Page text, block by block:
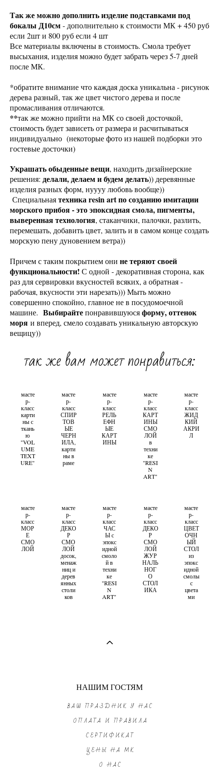
Так же можно дополнить изделие подставками под
бокалы Д10см- дополнительно к стоимости МК + 450 руб
если 2шт и 800 руб если 4 шт
Все материалы включены в стоимость. Смола требует
высыхания, изделия можно будет забрать через 5-7 дней
после МК.
*обратите внимание что каждая доска уникальна - рисунок
дерева разный, так же цвет чистого дерева и после
промасливания отличаются.
**так же можно прийти на МК со своей досточкой,
стоимость будет зависеть от размера и расчитываться
индивидуально (некоторые фото из нашей подборки это
гостевые досточки)
Украшать обыденные вещи, находить дизайнерские
решения: делали, делаем и будем делать)) деревянные
изделия разных форм, нуууу любовь вообще))
Специальнаятехника resin art по созданию имитации
морского прибоя - это эпоксидная смола, пигменты,
выверенная технология, стаканчики, палочки, разлить,
перемешать, добавить цвет, залить и в самом конце создать
морскую пену дуновением ветра))
Причем с таким покрытием они не теряют своей
функциональности! С одной - декоративная сторона, как
раз для сервировки вкусностей всяких, а обратная -
рабочая, вкусности эти нарезать))) Мыть можно
совершенно спокойно, главное не в посудомоечной
машине. Выбирайтепонравившуюсяформу, оттенок
моря и вперед, смело создавать уникальную авторскую
вещицу))
так же вам может понравиться:
масте
р-
класс
карти
ны с
ткань
ю
"VOL
UME
TEXT
URE"
масте
р-
класс
СПИР
ТОВ
ЫЕ
ЧЕРН
ИЛА,
карти
ны в
раме
масте
р-
класс
РЕЛЬ
ЕФН
ЫЕ
КАРТ
ИНЫ
масте
р-
класс
КАРТ
ИНЫ
СМО
ЛОЙ
в
техни
ке
"RESI
N
ART"
масте
р-
класс
ЖИД
КИЙ
АКРИ
Л
масте
р-
класс
МОР
Е
СМО
ЛОЙ
масте
р-
класс
ДЕКО
Р
СМО
ЛОЙ
досок,
менаж
ниц и
дерев
янных
столи
ков
масте
р-
класс
ЧАС
Ы с
эпокс
идной
смоло
й в
техни
ке
"RESI
N
ART"
масте
р-
класс
ДЕКО
Р
СМО
ЛОЙ
ЖУР
НАЛЬ
НОГ
О
СТОЛ
ИКА
масте
р-
класс
ЦВЕТ
ОЧН
ЫЙ
СТОЛ
из
эпокс
идной
смолы
с
цвета
ми
НАШИМ ГОСТЯМ
ВАШ ПРАЗДНИК У НАС
ОПЛАТА И ПРАВИЛА
СЕРТИФИКАТ
ЦЕНЫ НА МК
О НАС